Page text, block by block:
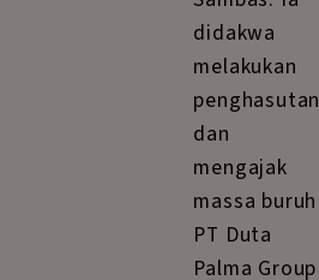
didakwa
melakukan
penghasutan
dan
mengajak
massa buruh
PT Duta
Palma Group